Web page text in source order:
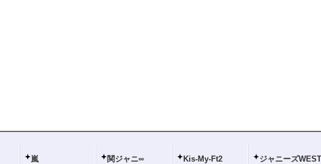
嵐 関ジャニ∞ Kis-My-Ft2 ジャニーズWEST